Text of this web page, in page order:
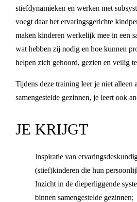
stiefdynamieken en werken met
voegt daar het ervaringsgerichte
maken kinderen werkelijk mee in een
wat hebben zij nodig en hoe kunnen
helpen zich gehoord, gezien en veilig
Tijdens deze training leer je niet alleen
samengestelde gezinnen, je leert ook
JE KRIJGT
Inspiratie van
(stief)kinderen die hun
Inzicht in de dieperliggende
binnen samengestelde gezinnen;